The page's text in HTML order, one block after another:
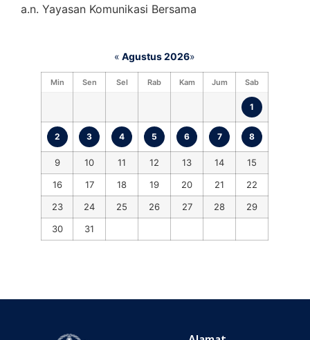
a.n. Yayasan Komunikasi Bersama
« Agustus 2026»
Min Sen Sel Rab Kam Jum Sab
1
2 3 4 5 6 7 8
9 10 11 12 13 14
15
16
17 18 19 20 21
22
23
24 25 26 27 28
29
30
31